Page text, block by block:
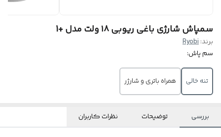
سمپاش شارژی باغی ریوبی ۱۸ ولت مدل +1
برند:Ryobi
سم پاش:
تنه خالی همراه باتری و شارژر
بررسی توضیحات نظرات کاربران